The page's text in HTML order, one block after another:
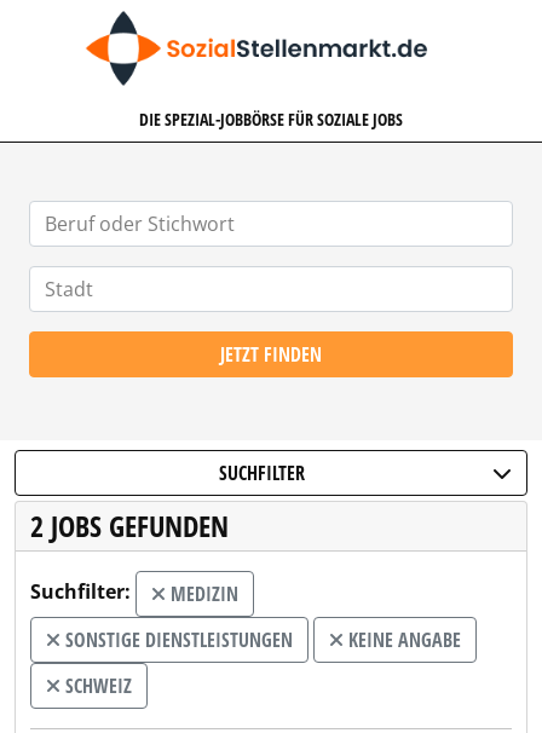
DIE SPEZIAL-JOBBÖRSE FÜR SOZIALE JOBS
JETZT FINDEN
SUCHFILTER
2 JOBS GEFUNDEN
Suchfilter:
MEDIZIN
SONSTIGE DIENSTLEISTUNGEN
KEINE ANGABE
SCHWEIZ